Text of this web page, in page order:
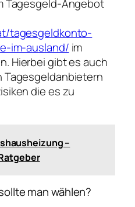
Tagesgeld-Angebot
tagesgeldkonto-
im-ausland/ im
Hierbei gibt es auch
Tagesgeldanbietern
die es zu
–
man wählen?